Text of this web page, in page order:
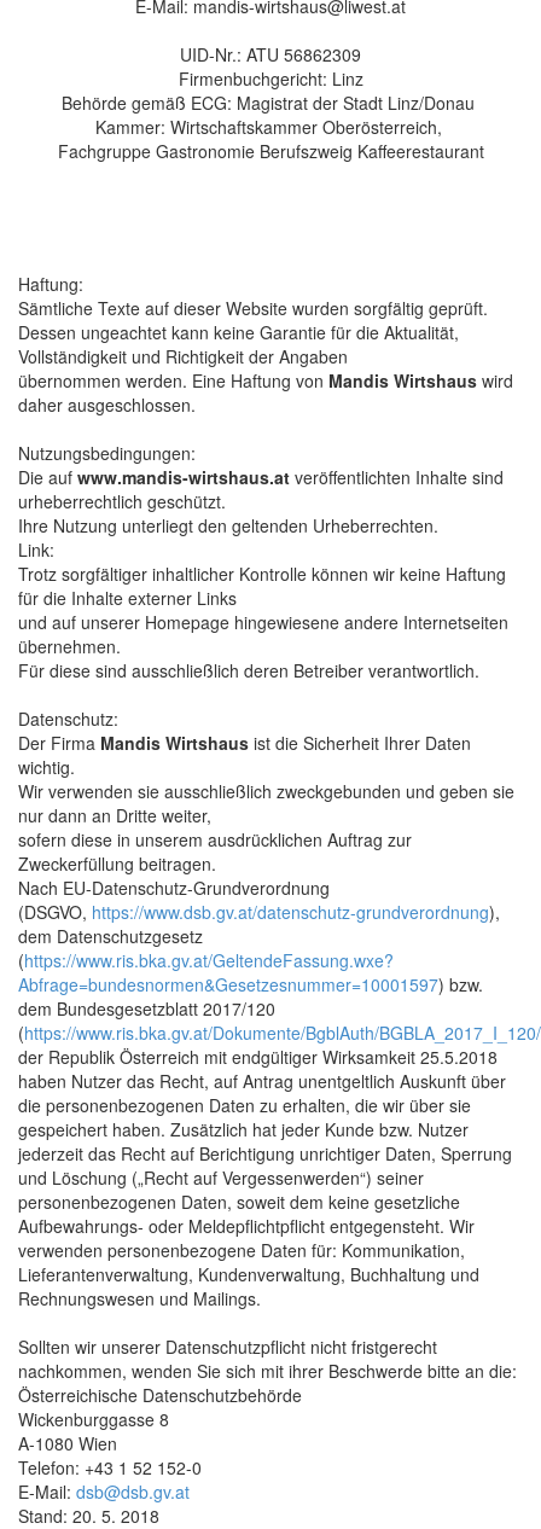
E-Mail: mandis-wirtshaus@liwest.at
UID-Nr.: ATU 56862309
Firmenbuchgericht: Linz
Behörde gemäß ECG: Magistrat der Stadt Linz/Donau
Kammer: Wirtschaftskammer Oberösterreich,
Fachgruppe Gastronomie Berufszweig Kaffeerestaurant
Haftung:
Sämtliche Texte auf dieser Website wurden sorgfältig geprüft.
Dessen ungeachtet kann keine Garantie für die Aktualität,
Vollständigkeit und Richtigkeit der Angaben
übernommen werden. Eine Haftung von Mandis Wirtshaus wird
daher ausgeschlossen.
Nutzungsbedingungen:
Die auf www.mandis-wirtshaus.at veröffentlichten Inhalte sind
urheberrechtlich geschützt.
Ihre Nutzung unterliegt den geltenden Urheberrechten.
Link:
Trotz sorgfältiger inhaltlicher Kontrolle können wir keine Haftung
für die Inhalte externer Links
und auf unserer Homepage hingewiesene andere Internetseiten
übernehmen.
Für diese sind ausschließlich deren Betreiber verantwortlich.
Datenschutz:
Der Firma Mandis Wirtshaus ist die Sicherheit Ihrer Daten
wichtig.
Wir verwenden sie ausschließlich zweckgebunden und geben sie
nur dann an Dritte weiter,
sofern diese in unserem ausdrücklichen Auftrag zur
Zweckerfüllung beitragen.
Nach EU-Datenschutz-Grundverordnung
(DSGVO, https://www.dsb.gv.at/datenschutz-grundverordnung),
dem Datenschutzgesetz
(https://www.ris.bka.gv.at/GeltendeFassung.wxe?
Abfrage=bundesnormen&Gesetzesnummer=10001597) bzw.
dem Bundesgesetzblatt 2017/120
(https://www.ris.bka.gv.at/Dokumente/BgblAuth/
der Republik Österreich mit endgültiger Wirksamkeit 25.5.2018
haben Nutzer das Recht, auf Antrag unentgeltlich Auskunft über
die personenbezogenen Daten zu erhalten, die wir über sie
gespeichert haben. Zusätzlich hat jeder Kunde bzw. Nutzer
jederzeit das Recht auf Berichtigung unrichtiger Daten, Sperrung
und Löschung („Recht auf Vergessenwerden“) seiner
personenbezogenen Daten, soweit dem keine gesetzliche
Aufbewahrungs- oder Meldepflichtpflicht entgegensteht. Wir
verwenden personenbezogene Daten für: Kommunikation,
Lieferantenverwaltung, Kundenverwaltung, Buchhaltung und
Rechnungswesen und Mailings.
Sollten wir unserer Datenschutzpflicht nicht fristgerecht
nachkommen, wenden Sie sich mit ihrer Beschwerde bitte an die:
Österreichische Datenschutzbehörde
Wickenburggasse 8
A-1080 Wien
Telefon: +43 1 52 152-0
E-Mail: dsb@dsb.gv.at
Stand: 20. 5. 2018